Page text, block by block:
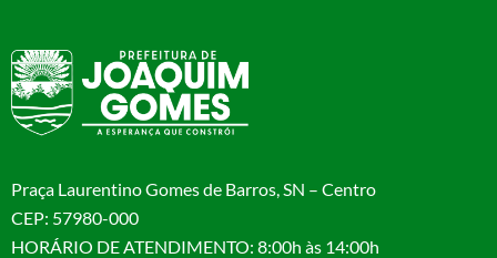
Praça Laurentino Gomes de Barros, SN – Centro
CEP: 57980-000
HORÁRIO DE ATENDIMENTO: 8:00h às 14:00h